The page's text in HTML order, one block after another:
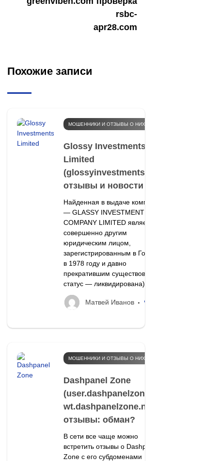
rsbc-
apr28.com
Похожие записи
МОШЕННИКИ И ОТЗЫВЫ О НИХ
Glossy Investments
Limited
(glossyinvestments.com):
отзывы и новости
Найденная в выдаче компания
— GLASSY INVESTMENT
COMPANY LIMITED является
совершенно другим
юридическим лицом,
зарегистрированным в Гонконге
в 1978 году и давно
прекратившим существование,
статус — ликвидирована).
Матвей Иванов
МОШЕННИКИ И ОТЗЫВЫ О НИХ
Dashpanel Zone
(user.dashpanelzone.net,
wt.dashpanelzone.net)
отзывы: обман?
В сети все чаще можно
встретить отзывы о Dashpanel
Zone с его субдоменами